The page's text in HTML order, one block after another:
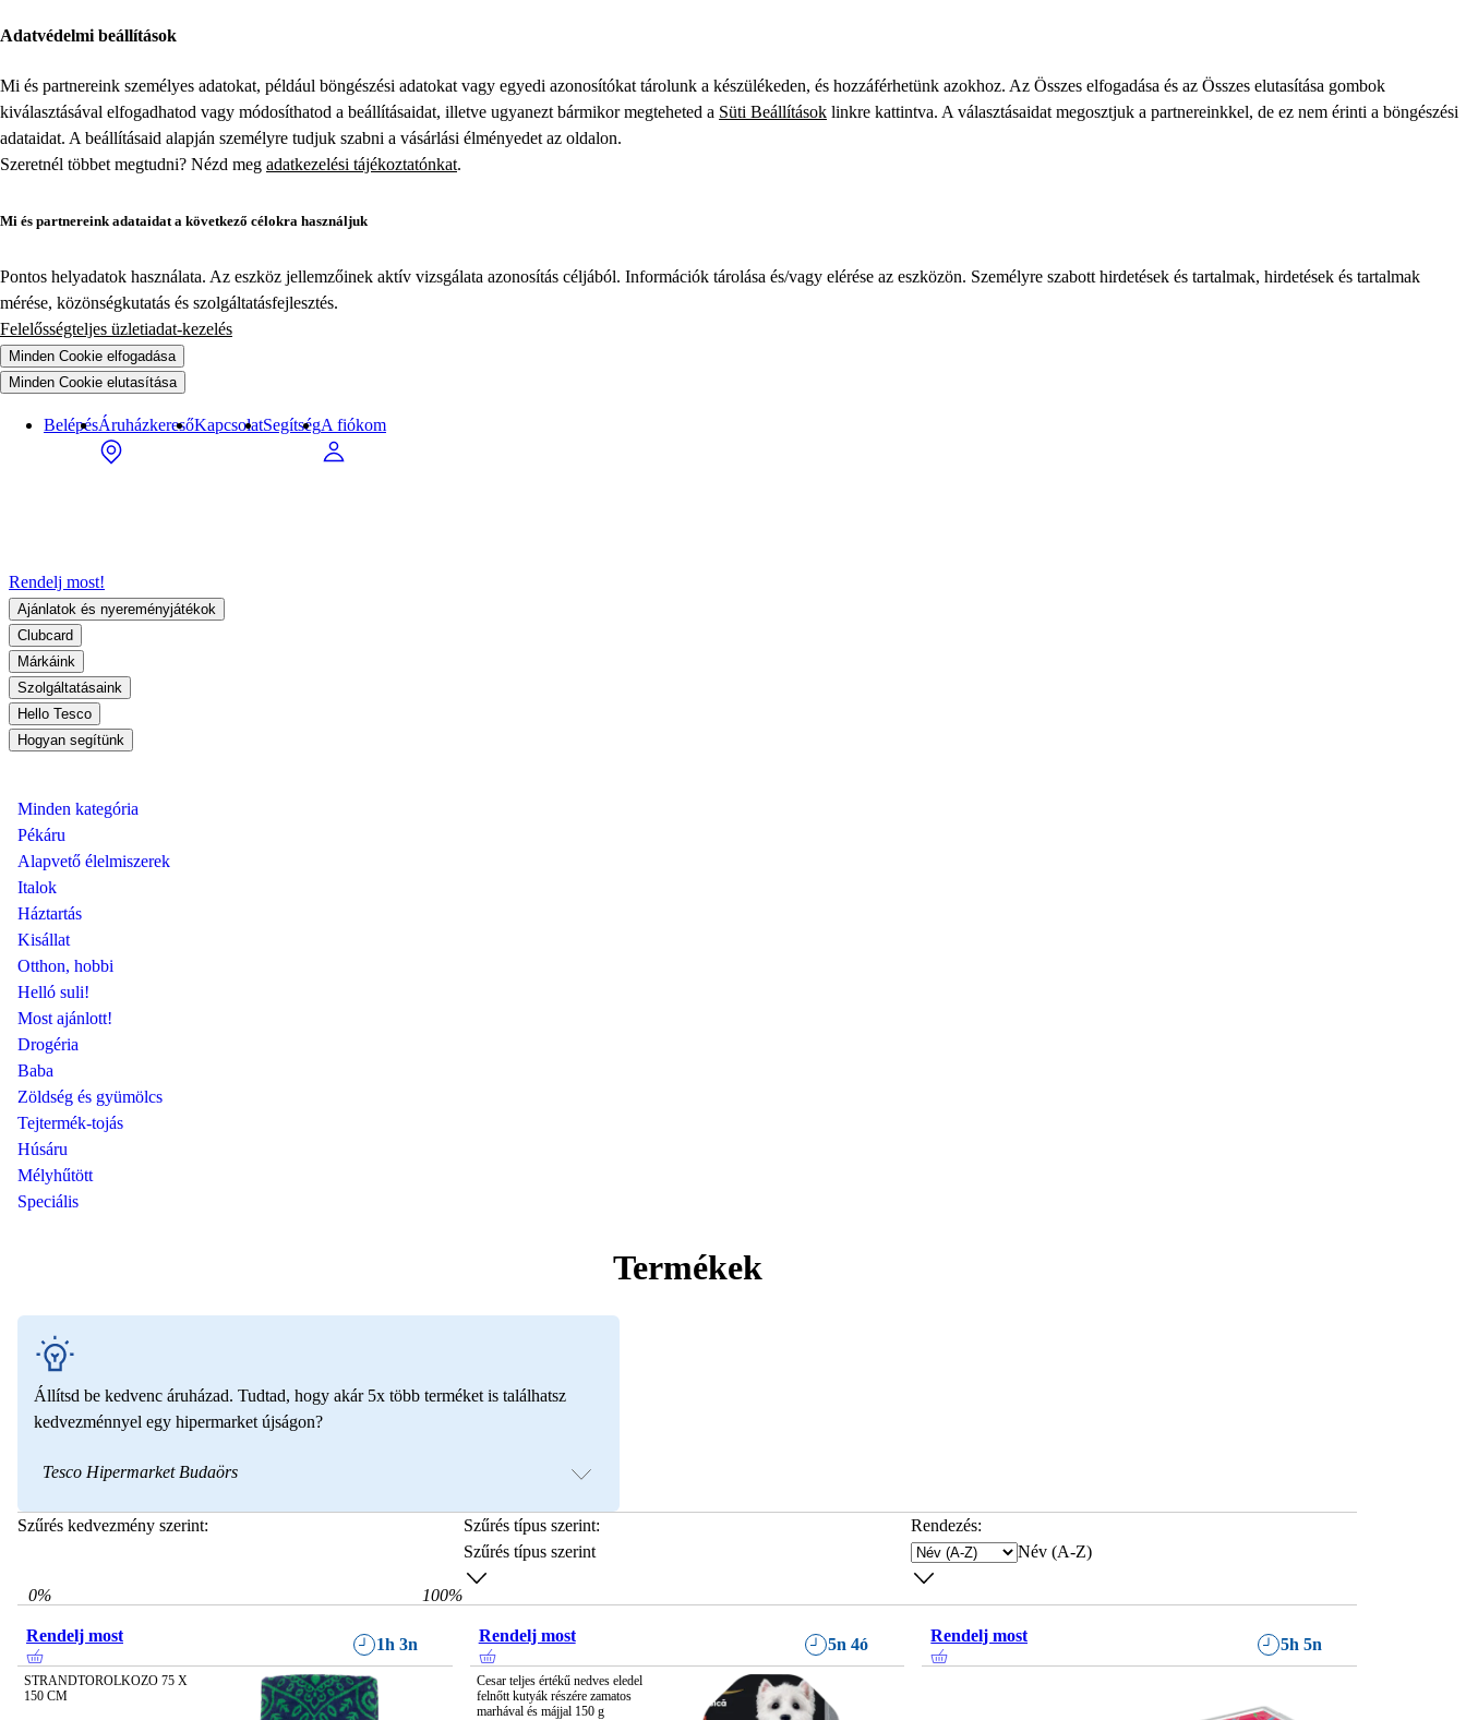
Adatvédelmi beállítások
Mi és partnereink személyes adatokat, például böngészési adatokat vagy egyedi azonosítókat tárolunk a készülékeden, és hozzáférhetünk azokhoz. Az Összes elfogadása és az Összes elutasítása gombok
kiválasztásával elfogadhatod vagy módosíthatod a beállításaidat, illetve ugyanezt bármikor megteheted a Süti Beállítások linkre kattintva. A választásaidat megosztjuk a partnereinkkel, de ez nem érinti a böngészési
adataidat. A beállításaid alapján személyre tudjuk szabni a vásárlási élményedet az oldalon.
Szeretnél többet megtudni? Nézd meg adatkezelési tájékoztatónkat.
Mi és partnereink adataidat a következő célokra használjuk
Pontos helyadatok használata. Az eszköz jellemzőinek aktív vizsgálata azonosítás céljából. Információk tárolása és/vagy elérése az eszközön. Személyre szabott hirdetések és tartalmak, hirdetések és tartalmak
mérése, közönségkutatás és szolgáltatásfejlesztés.
Felelősségteljes üzletiadat-kezelés
Minden Cookie elfogadása
Minden Cookie elutasítása
BelépésÁruházkeresőKapcsolatSegítségA fiókom
Rendelj most!
Ajánlatok és nyereményjátékok
Clubcard
Márkáink
Szolgáltatásaink
Hello Tesco
Hogyan segítünk
Minden kategória
Pékáru
Alapvető élelmiszerek
Italok
Háztartás
Kisállat
Otthon, hobbi
Helló suli!
Most ajánlott!
Drogéria
Baba
Zöldség és gyümölcs
Tejtermék-tojás
Húsáru
Mélyhűtött
Speciális
Termékek
Állítsd be kedvenc áruházad. Tudtad, hogy akár 5x több terméket is találhatsz
kedvezménnyel egy hipermarket újságon?
Tesco Hipermarket Budaörs
Szűrés kedvezmény szerint:
0% 100%
Szűrés típus szerint:
Szűrés típus szerint
Rendezés:
Név (A-Z)
Rendelj most 1h 3n
STRANDTOROLKOZO 75 X
150 CM
Rendelj most 5n 4ó
Cesar teljes értékű nedves eledel
felnőtt kutyák részére zamatos
marhával és májjal 150 g
Rendelj most 5h 5n